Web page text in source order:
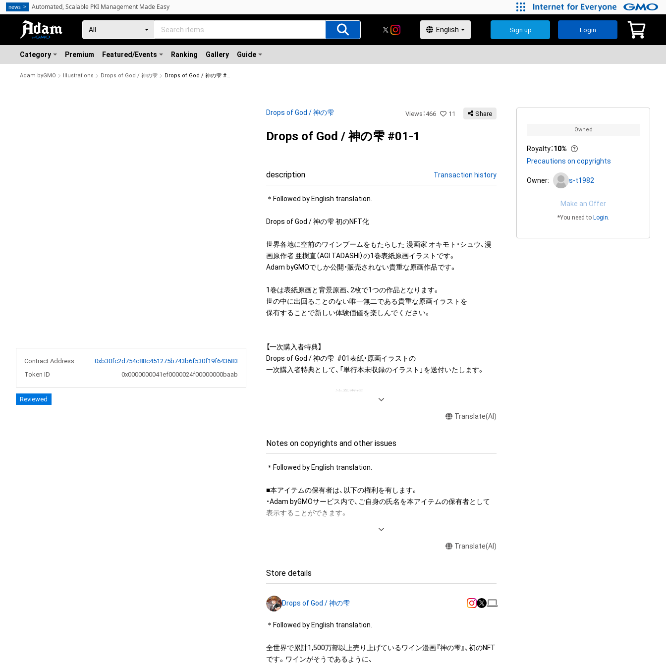
Sign up Login
Category Premium Featured/Events Ranking Gallery Guide
Adam byGMO Illustrations Drops of God / 神の雫 Drops of God / 神の雫 #01-1
Contract Address
0xb30fc2d754c88c451275b743b6f530f19f643683
Token ID
0x0000000041ef0000024f00000000baab
Reviewed
Drops of God / 神の雫 Views ：466 11 Share
Drops of God / 神の雫 #01-1
description Transaction history
＊Followed by English translation.
Drops of God / 神の雫 初のNFT化
世界各地に空前のワインブームをもたらした 漫画家 オキモト・シュウ、漫
画原作者 亜樹直（AGI TADASHI）の1巻表紙原画イラストです。
Adam byGMOでしか公開・販売されない貴重な原画作品です。
1巻は表紙原画と背景原画、2枚で1つの作品となります。
世の中に出回ることのない唯一無二である貴重な原画イラストを
保有することで新しい体験価値を楽しんでください。
【一次購入者特典】
Drops of God / 神の雫  #01表紙・原画イラストの
一次購入者特典として、「単行本未収録のイラスト」を送付いたします。
＝＝＝＝＝＝＝＝＝＝注意事項＝＝＝＝＝＝＝＝
・「単行本未収録のイラスト」は一次購入者限定となります。
当選者様のご登録メールアドレスの提供を受けた上で、 当選者様へAdam
絡をいたします。予めご了承ください。 なお、GMOアダム株式会社より提
ーに基づき適切に管理され、上記目的以外には一切使用致しません。出荷
後の破損、汚損及び紛失・盗難が生じた場合であっても、「GMO NIKKO株式
会社」では一切の補償は出来かねますので何卒ご容赦くださいませ。
The Vol.1 of "The Drop of God" by a manga artist Okimoto Shu and the
original manga author, AGI TADASHI brought an unprecedented wine
boom to the world original cover illustrations.
These are rare original artworks, published and sold only by Adam
background artwork.
Enjoy a new experiential value by owning a unique and precious original
Translate(AI)
Notes on copyrights and other issues
＊Followed by English translation.
■本アイテムの保有者は、以下の権利を有します。
・Adam byGMOサービス内で、ご自身の氏名を本アイテムの保有者として
表示することができます。
・本アイテムに関する創作物(画像および映像、音楽、商標またはロゴ等を含
それらの権利につき登録等を出願する権利を含みます。)を意味します。)
託を受けている者によって保護されています。そのため、本アイテムを保
することを意味しません。
・本アイテムの著作権を有する方、著作隣接権の権利者またはその管理委託
Translate(AI)
Store details
Drops of God / 神の雫
＊Followed by English translation.
全世界で累計1,500万部以上売り上げているワイン漫画『神の雫』、初のNFT
です。ワインがそうであるように、
Owned
Royalty：10%
Precautions on copyrights
Owner: s-t1982
Make an Offer
*You need to Login.
news Automated, Scalable PKI Management Made Easy